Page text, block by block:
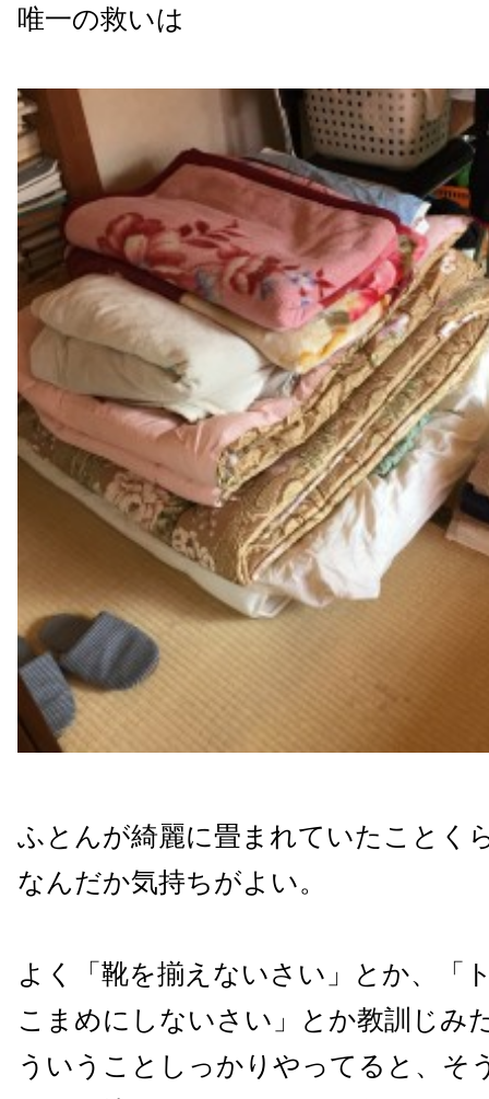
唯一の救いは
ふとんが綺麗に畳まれていたことく
なんだか気持ちがよい。
よく「靴を揃えないさい」とか、「
こまめにしないさい」とか教訓じみ
ういうことしっかりやってると、そ